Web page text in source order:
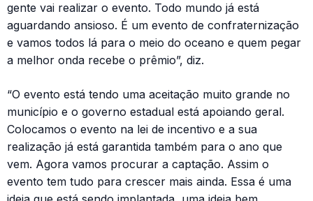
gente vai realizar o evento. Todo mundo já está
aguardando ansioso. É um evento de confraternização
e vamos todos lá para o meio do oceano e quem pegar
a melhor onda recebe o prêmio”, diz.
“O evento está tendo uma aceitação muito grande no
município e o governo estadual está apoiando geral.
Colocamos o evento na lei de incentivo e a sua
realização já está garantida também para o ano que
vem. Agora vamos procurar a captação. Assim o
evento tem tudo para crescer mais ainda. Essa é uma